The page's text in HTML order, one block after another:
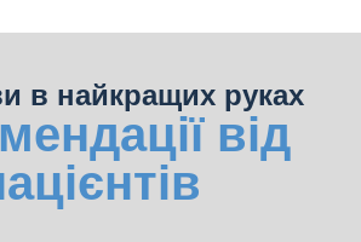
в найкращих руках
від